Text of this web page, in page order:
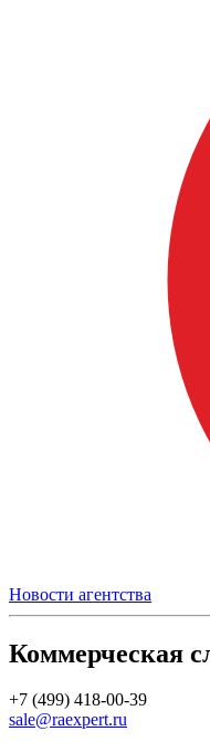
Новости агентства
Коммерческая
+7 (499) 418-00-39
sale@raexpert.ru